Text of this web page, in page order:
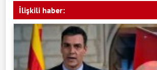
İlişkili haber: